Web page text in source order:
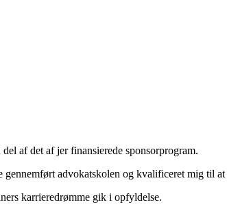
af det af jer finansierede sponsorprogram.
advokatskolen og kvalificeret mig til at
karrieredrømme gik i opfyldelse.